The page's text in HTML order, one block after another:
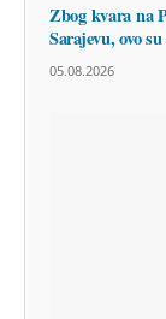
Zbog kvara na
Sarajevu, ovo
05.08.2026